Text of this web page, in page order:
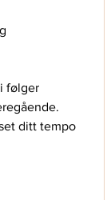
følger
ditt tempo